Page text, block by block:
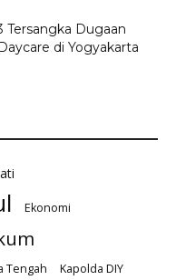
Tersangka Dugaan
di Yogyakarta
Ekonomi
Tengah
Kapolda DIY